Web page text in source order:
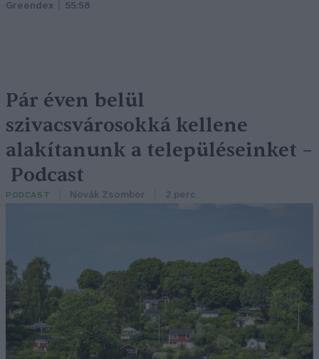
Greendex 55:58
Pár éven belül
szivacsvárosokká kellene
alakítanunk a településeinket –
Podcast
PODCAST Novák Zsombor 2 perc